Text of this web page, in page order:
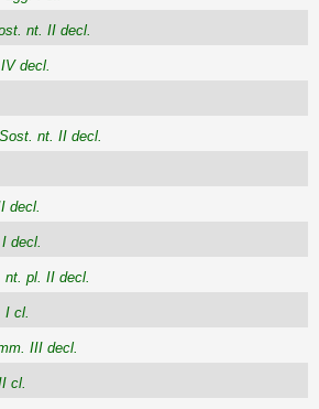
nt. II decl.
decl.
Sost. nt. II decl.
decl.
decl.
nt. pl. II decl.
I cl.
III decl.
cl.